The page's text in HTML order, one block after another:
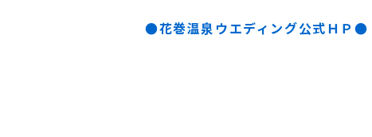
●花巻温泉ウエディング公式ＨＰ●